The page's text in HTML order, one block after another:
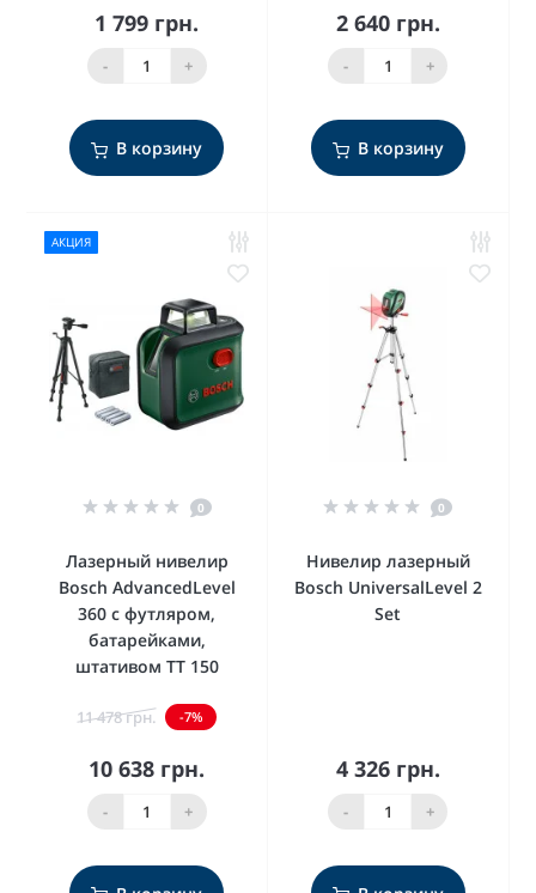
1 799 грн.
- +
В корзину
2 640 грн.
- +
В корзину
АКЦИЯ
0
Лазерный нивелир
Bosch AdvancedLevel
360 с футляром,
батарейками,
штативом TT 150
11 478 грн. -7%
10 638 грн.
- +
0
Нивелир лазерный
Bosch UniversalLevel 2
Set
4 326 грн.
- +